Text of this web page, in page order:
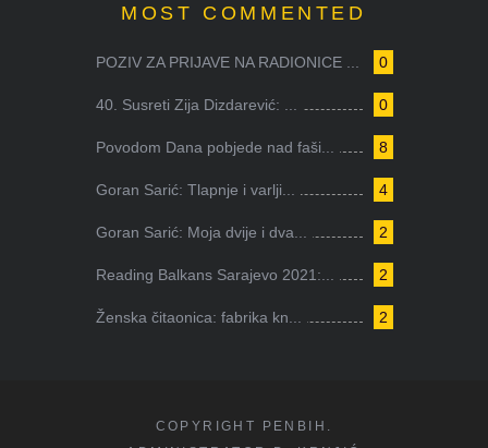
MOST COMMENTED
0
POZIV ZA PRIJAVE NA RADIONICE ...
0
40. Susreti Zija Dizdarević: ...
8
Povodom Dana pobjede nad faši...
4
Goran Sarić: Tlapnje i varlji...
2
Goran Sarić: Moja dvije i dva...
2
Reading Balkans Sarajevo 2021:...
2
Ženska čitaonica: fabrika kn...
COPYRIGHT PENBIH.